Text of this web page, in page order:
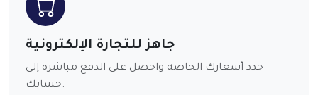
جاهز للتجارة الإلكترونية
حدد أسعارك الخاصة واحصل على الدفع مباشرة إلى
حسابك.